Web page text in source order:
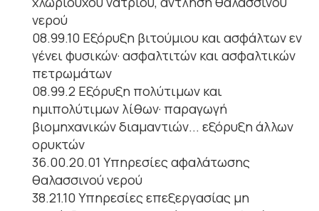
νερού
08.99.10 Εξόρυξη βιτούμιου και ασφάλτων εν
γένει φυσικών· ασφαλτιτών και ασφαλτικών
πετρωμάτων
08.99.2 Εξόρυξη πολύτιμων και
ημιπολύτιμων λίθων· παραγωγή
βιομηχανικών διαμαντιών... εξόρυξη άλλων
ορυκτών
36.00.20.01 Υπηρεσίες αφαλάτωσης
θαλασσινού νερού
38.21.10 Υπηρεσίες επεξεργασίας μη